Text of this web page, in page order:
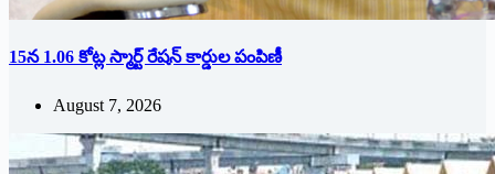
15న 1.06 కోట్ల స్మార్ట్ రేషన్ కార్డుల పంపిణీ
August 7, 2026